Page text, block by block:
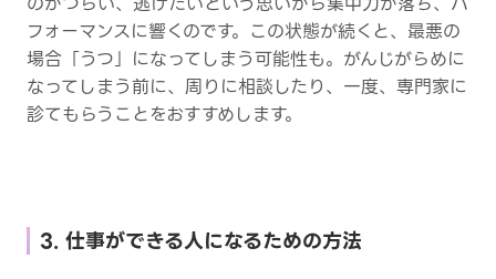
フォーマンスに響くのです。この状態が続くと、最悪の
場合「うつ」になってしまう可能性も。がんじがらめに
なってしまう前に、周りに相談したり、一度、専門家に
診てもらうことをおすすめします。
3. 仕事ができる人になるための方法